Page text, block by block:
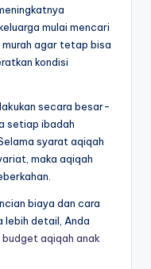
mulai mencari
agar tetap bisa
kondisi
secara besar-
setiap ibadah
syarat aqiqah
maka aqiqah
biaya dan cara
lebih detail, Anda
budget aqiqah anak